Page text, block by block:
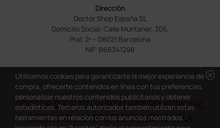
Dirección
Doctor Shop España SL
Domicilio Social: Calle Muntaner, 305,
Pral. 2ª – 08021 Barcelona
NIF: B66341298
DOCTOR SHOP ES UN SITIO WEB PROFESIONAL
DEDICADO A LA PROFESIÓN MÉDICA Y LA
cancel
Utilizamos cookies para garantizarte la mejor experiencia de
compra, ofrecerte contenidos en línea con tus preferencias,
personalizar nuestros contenidos publicitarios y obtener
estadísticas. Terceros autorizados también utilizan estas
herramientas en relación con los anuncios mostrados.